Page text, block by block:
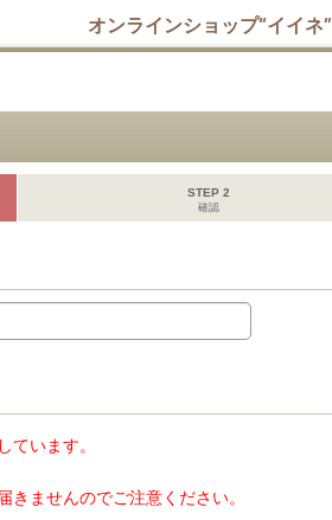
オンラインショップ“イイネ”
STEP 2
確認
ています。
きませんのでご注意ください。